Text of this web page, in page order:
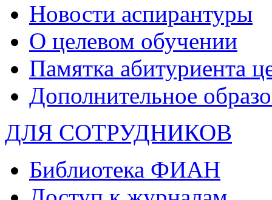
Новости аспирантуры
О целевом обучении
Памятка абитуриента
Дополнительное
ДЛЯ СОТРУДНИКОВ
Библиотека ФИАН